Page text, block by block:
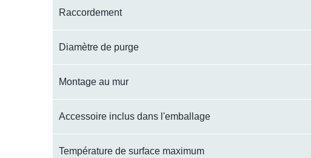
Raccordement
Diamètre de purge
Montage au mur
Accessoire inclus dans l'emballage
Température de surface maximum